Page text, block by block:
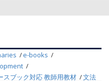
e-books
スブック対応 教師用教材 文法